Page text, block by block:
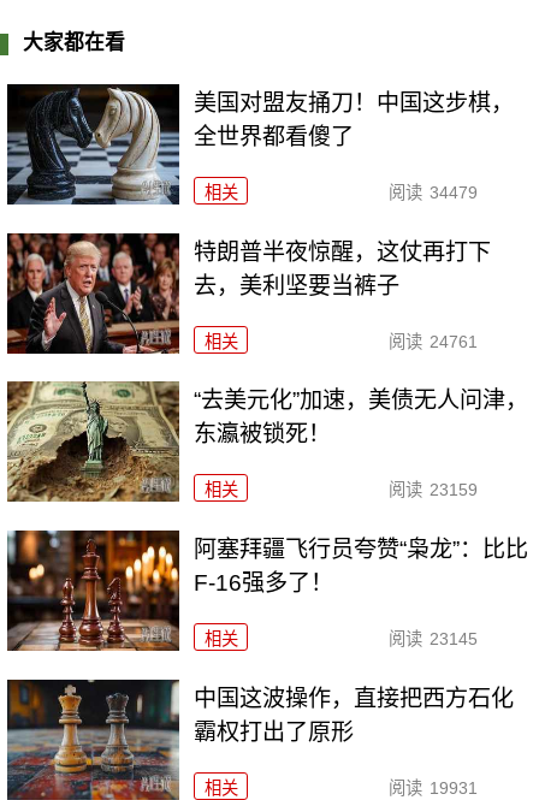
大家都在看
美国对盟友捅刀！中国这步棋，
全世界都看傻了
相关 阅读 34479
特朗普半夜惊醒，这仗再打下
去，美利坚要当裤子
相关 阅读 24761
“去美元化”加速，美债无人问津，
东瀛被锁死！
相关 阅读 23159
阿塞拜疆飞行员夸赞“枭龙”：比比
F-16强多了！
相关 阅读 23145
中国这波操作，直接把西方石化
霸权打出了原形
相关 阅读 19931